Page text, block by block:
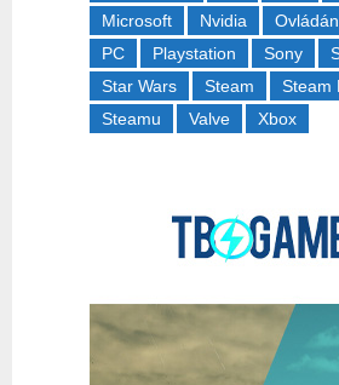
Microsoft
Nvidia
PC
Playstation Sony
Star Wars
Steam
Steam
Steamu
Valve Xbox